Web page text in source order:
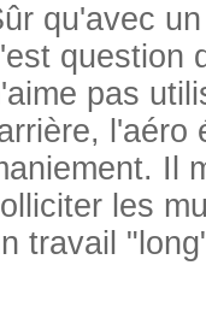
qu'avec
question
pas
Il
les
travail